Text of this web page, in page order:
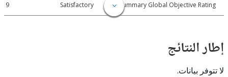
Summary Global Objective
Satisfactory
2013-10-19
بيانات.